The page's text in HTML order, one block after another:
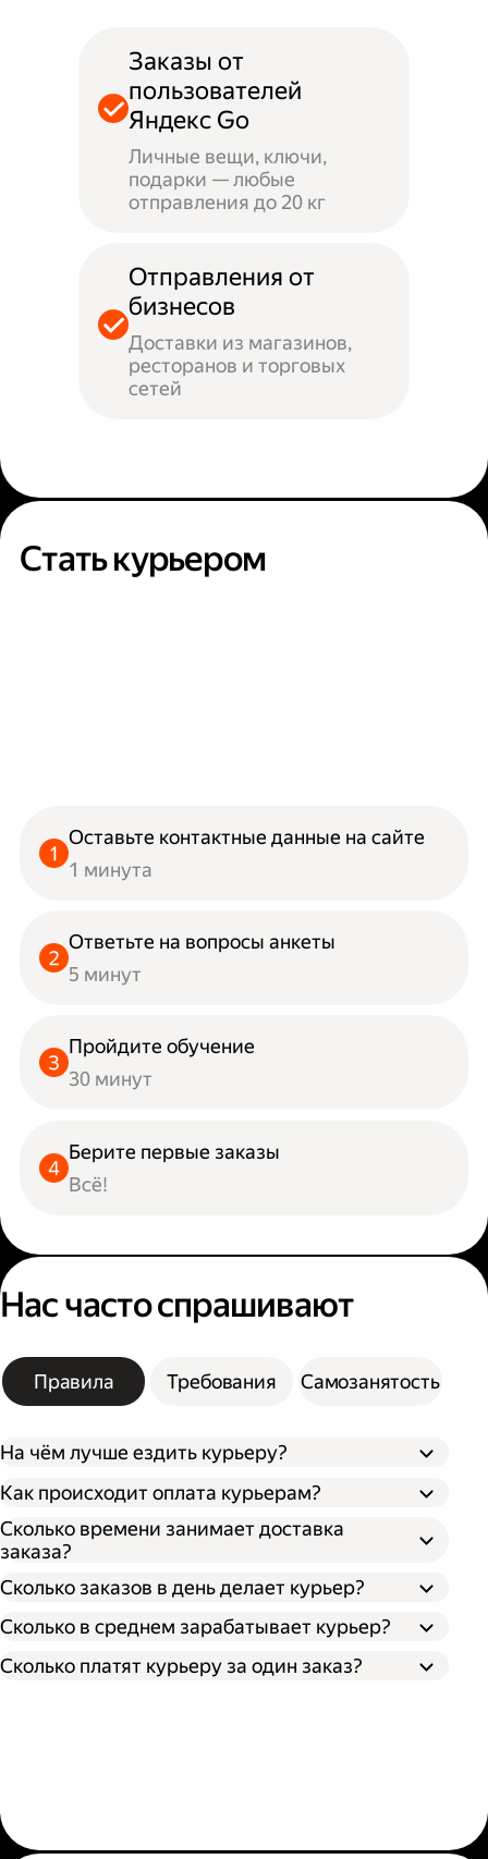
Заказы от
пользователей
Яндекс Go
Личные вещи, ключи,
подарки — любые
отправления до 20 кг
Отправления от
бизнесов
Доставки из магазинов,
ресторанов и торговых
сетей
Стать курьером
Оставьте контактные данные на сайте
1 минута
Ответьте на вопросы анкеты
5 минут
Пройдите обучение
30 минут
Берите первые заказы
Всё!
Нас часто спрашивают
Правила Требования Самозанятость
На чём лучше ездить курьеру?
Как происходит оплата курьерам?
Сколько времени занимает доставка
заказа?
Сколько заказов в день делает курьер?
Сколько в среднем зарабатывает курьер?
Сколько платят курьеру за один заказ?